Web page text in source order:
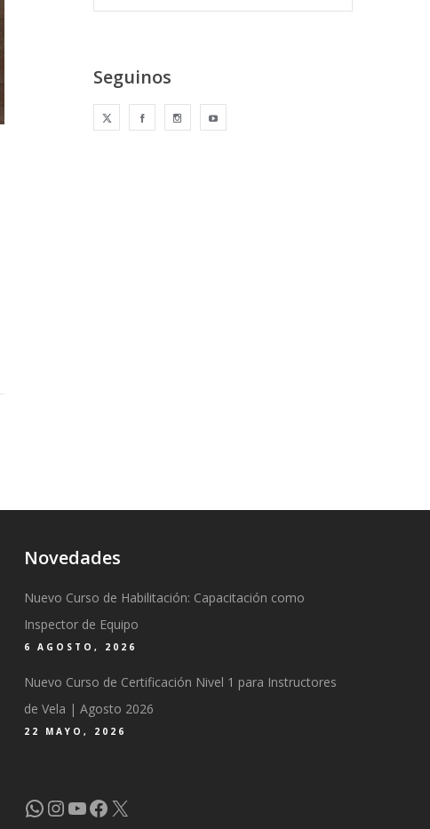
Seguinos
Novedades
Nuevo Curso de Habilitación: Capacitación como
Inspector de Equipo
6 AGOSTO, 2026
Nuevo Curso de Certificación Nivel 1 para Instructores
de Vela | Agosto 2026
22 MAYO, 2026
WhatsApp
Instagram
YouTube
Facebook
X